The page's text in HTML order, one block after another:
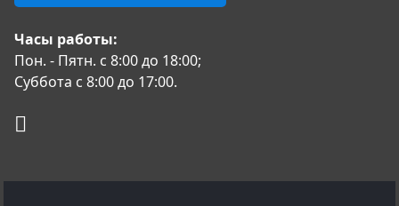
Часы работы:
Пон. - Пятн. с 8:00 до 18:00;
Суббота с 8:00 до 17:00.